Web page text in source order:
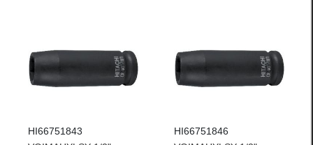
HI66751843
HI66751846